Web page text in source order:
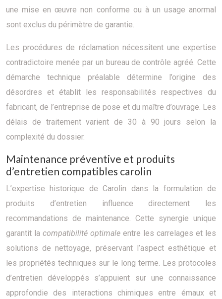
une mise en œuvre non conforme ou à un usage anormal
sont exclus du périmètre de garantie.
Les procédures de réclamation nécessitent une expertise
contradictoire menée par un bureau de contrôle agréé. Cette
démarche technique préalable détermine l’origine des
désordres et établit les responsabilités respectives du
fabricant, de l’entreprise de pose et du maître d’ouvrage. Les
délais de traitement varient de 30 à 90 jours selon la
complexité du dossier.
Maintenance préventive et produits
d’entretien compatibles carolin
L’expertise historique de Carolin dans la formulation de
produits d’entretien influence directement les
recommandations de maintenance. Cette synergie unique
garantit la compatibilité optimale entre les carrelages et les
solutions de nettoyage, préservant l’aspect esthétique et
les propriétés techniques sur le long terme. Les protocoles
d’entretien développés s’appuient sur une connaissance
approfondie des interactions chimiques entre émaux et